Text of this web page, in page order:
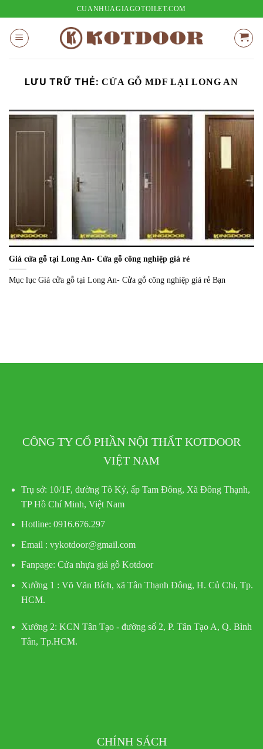
nội
dung
CUANHUAGIAGOTOILET.COM
LƯU TRỮ THẺ:CỬA GỖ MDF LẠI LONG AN
Giá cửa gỗ tại Long An- Cửa gỗ công nghiệp giá rẻ
Mục lục Giá cửa gỗ tại Long An- Cửa gỗ công nghiệp giá rẻ Bạn
CÔNG TY CỔ PHẦN NỘI THẤT KOTDOOR
VIỆT NAM
Trụ sở: 10/1F, đường Tô Ký, ấp Tam Đông, Xã Đông Thạnh,
TP Hồ Chí Minh, Việt Nam
Hotline: 0916.676.297
Email : vykotdoor@gmail.com
Fanpage: Cửa nhựa giả gỗ Kotdoor
Xưởng 1 : Võ Văn Bích, xã Tân Thạnh Đông, H. Củ Chi, Tp.
HCM.
Xưởng 2: KCN Tân Tạo - đường số 2, P. Tân Tạo A, Q. Bình
Tân, Tp.HCM.
CHÍNH SÁCH